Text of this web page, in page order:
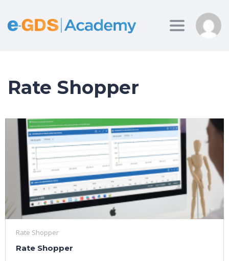
Toggle
Rate Shopper
Rate Shopper
Rate Shopper